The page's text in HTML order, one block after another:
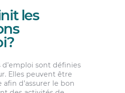
les
d’emploi sont définies
Elles peuvent être
afin d’assurer le bon